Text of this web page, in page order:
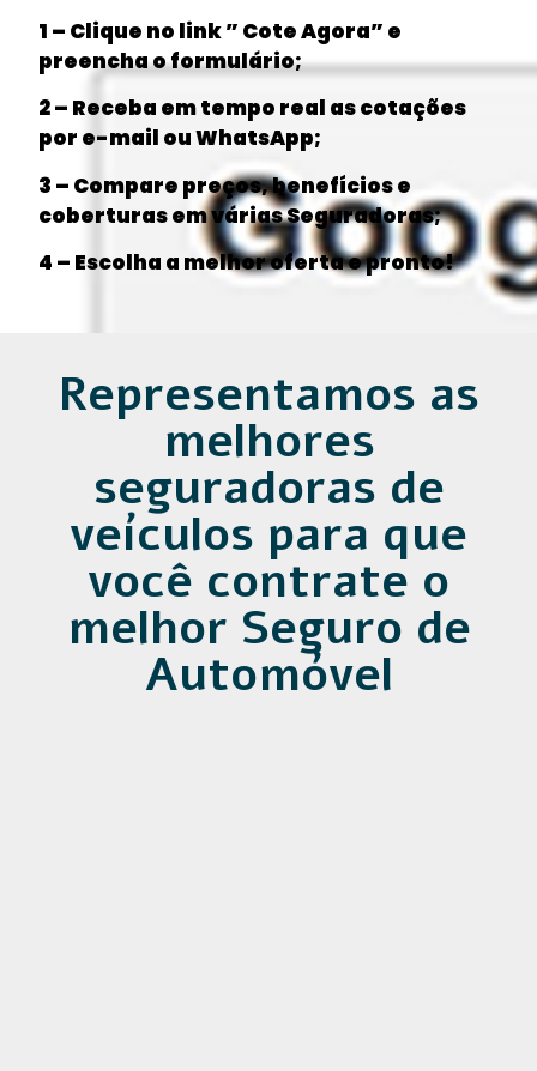
1 – Clique no link ” Cote Agora” e
preencha o formulário;
2 – Receba em tempo real as cotações
por e-mail ou WhatsApp;
3 – Compare preços, benefícios e
coberturas em várias Seguradoras;
4 – Escolha a melhor oferta e pronto!
Representamos as
melhores
seguradoras de
veículos para que
você contrate o
melhor Seguro de
Automóvel